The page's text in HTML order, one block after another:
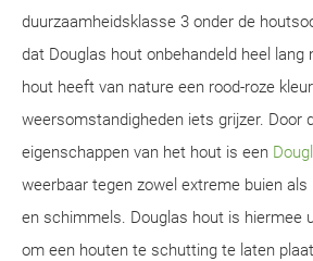
duurzaamheidsklasse 3 onder de
dat Douglas hout onbehandeld heel lang
hout heeft van nature een rood-roze
weersomstandigheden iets grijzer. Door
eigenschappen van het hout is een
weerbaar tegen zowel extreme buien
en schimmels. Douglas hout is hiermee
om een houten te schutting te laten